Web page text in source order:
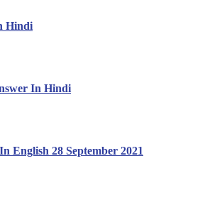
Hindi
In Hindi
English 28 September 2021